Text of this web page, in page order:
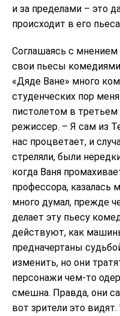
и за пределами – это
происходит в его
Соглашаясь с
свои пьесы
«Дяде Ване» много
студенческих пор
пистолетом в третьем
режиссер. – Я сам из
нас процветает, и
стреляли, были
когда Ваня
профессора, казалась
много думал, прежде
делает эту пьесу
действуют, как
предначертаны
изменить, но они
персонажи чем-то
смешна. Правда, они
вот зрители это